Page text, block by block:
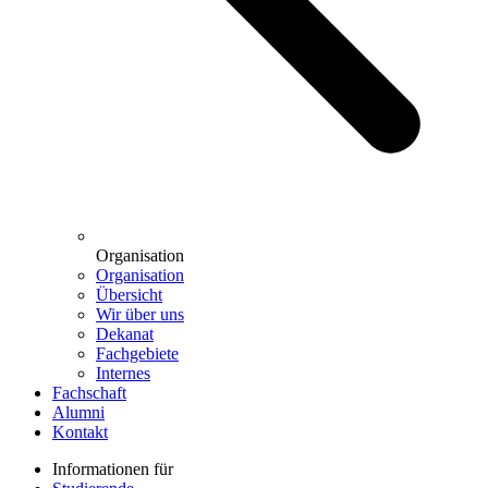
Organisation
Organisation
Übersicht
Wir über uns
Dekanat
Fachgebiete
Internes
Fachschaft
Alumni
Kontakt
Informationen für